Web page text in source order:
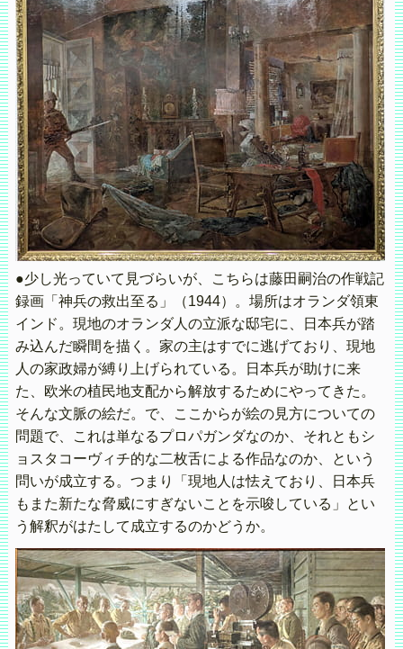
●少し光っていて見づらいが、こちらは藤田嗣治の作戦記
録画「神兵の救出至る」（1944）。場所はオランダ領東
インド。現地のオランダ人の立派な邸宅に、日本兵が踏
み込んだ瞬間を描く。家の主はすでに逃げており、現地
人の家政婦が縛り上げられている。日本兵が助けに来
た、欧米の植民地支配から解放するためにやってきた。
そんな文脈の絵だ。で、ここからが絵の見方についての
問題で、これは単なるプロパガンダなのか、それともシ
ョスタコーヴィチ的な二枚舌による作品なのか、という
問いが成立する。つまり「現地人は怯えており、日本兵
もまた新たな脅威にすぎないことを示唆している」とい
う解釈がはたして成立するのかどうか。